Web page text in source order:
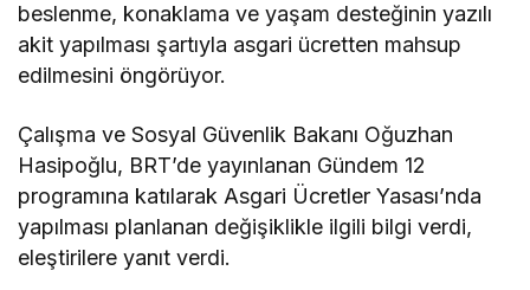
beslenme, konaklama ve yaşam desteğinin yazılı
akit yapılması şartıyla asgari ücretten mahsup
edilmesini öngörüyor.
Çalışma ve Sosyal Güvenlik Bakanı Oğuzhan
Hasipoğlu, BRT’de yayınlanan Gündem 12
programına katılarak Asgari Ücretler Yasası’nda
yapılması planlanan değişiklikle ilgili bilgi verdi,
eleştirilere yanıt verdi.